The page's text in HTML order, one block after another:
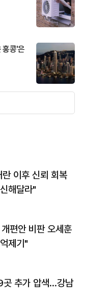
홍콩'은
이후 신뢰 회복
해달라"
편안 비판 오세훈
제기"
곳 추가 압색…강남